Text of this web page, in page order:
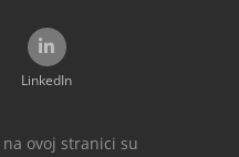
LinkedIn
ovoj stranici su